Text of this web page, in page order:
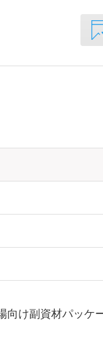
向け副資材パッケ